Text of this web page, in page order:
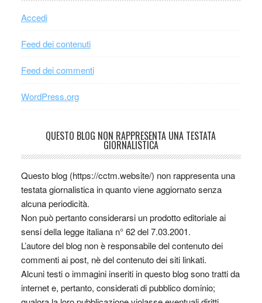
Accedi
Feed dei contenuti
Feed dei commenti
WordPress.org
QUESTO BLOG NON RAPPRESENTA UNA TESTATA
GIORNALISTICA
Questo blog (https://cctm.website/) non rappresenta una
testata giornalistica in quanto viene aggiornato senza
alcuna periodicità.
Non può pertanto considerarsi un prodotto editoriale ai
sensi della legge italiana n° 62 del 7.03.2001.
L’autore del blog non è responsabile del contenuto dei
commenti ai post, nè del contenuto dei siti linkati.
Alcuni testi o immagini inseriti in questo blog sono tratti da
internet e, pertanto, considerati di pubblico dominio;